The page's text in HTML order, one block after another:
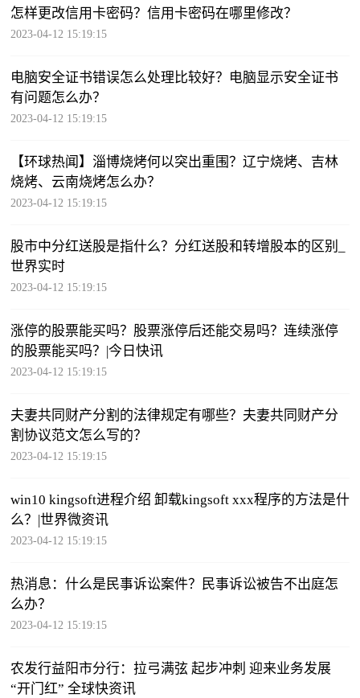
怎样更改信用卡密码？信用卡密码在哪里修改？
2023-04-12 15:19:15
电脑安全证书错误怎么处理比较好？电脑显示安全证书
有问题怎么办？
2023-04-12 15:19:15
【环球热闻】淄博烧烤何以突出重围？辽宁烧烤、吉林
烧烤、云南烧烤怎么办？
2023-04-12 15:19:15
股市中分红送股是指什么？分红送股和转增股本的区别_
世界实时
2023-04-12 15:19:15
涨停的股票能买吗？股票涨停后还能交易吗？连续涨停
的股票能买吗？|今日快讯
2023-04-12 15:19:15
夫妻共同财产分割的法律规定有哪些？夫妻共同财产分
割协议范文怎么写的？
2023-04-12 15:19:15
win10 kingsoft进程介绍 卸载kingsoft xxx程序的方法是什
么？|世界微资讯
2023-04-12 15:19:15
热消息：什么是民事诉讼案件？民事诉讼被告不出庭怎
么办？
2023-04-12 15:19:15
农发行益阳市分行：拉弓满弦 起步冲刺 迎来业务发展
“开门红” 全球快资讯